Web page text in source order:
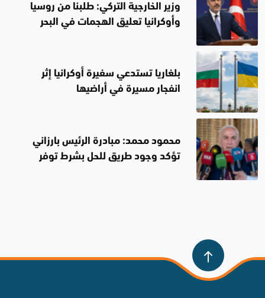
وزير الخارجية التركي: طلبنا من روسيا
وأوكرانيا تعليق الهجمات في البحر
بلغاريا تستدعي سفيرة أوكرانيا إثر
انفجار مسيرة في أراضيها
محمود محمد: مبادرة الرئيس بارزاني
تؤكد وجود طريق للحل بشرط توفر